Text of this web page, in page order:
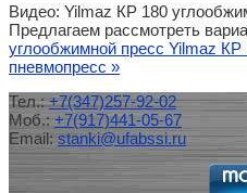
Видео: Yilmaz КР 180
Предлагаем рассмотреть
углообжимной пресс Yilmaz КР
пневмопресс »
Тел.:+7(347)257-92-02
Моб.:+7(917)441-05-67
Email: stanki@ufabssi.ru